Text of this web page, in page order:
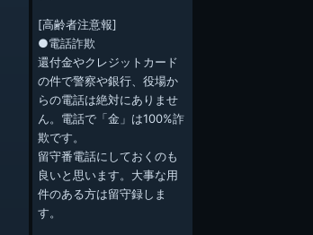
[高齢者注意報]
●電話詐欺
還付金やクレジットカード
の件で警察や銀行、役場か
らの電話は絶対にありませ
ん。電話で「金」は100%詐
欺です。
留守番電話にしておくのも
良いと思います。大事な用
件のある方は留守録しま
す。